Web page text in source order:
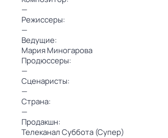
—
Режиссеры:
—
Ведущие:
Мария Миногарова
Продюссеры:
—
Сценаристы:
—
Страна:
—
Продакшн:
Телеканал Суббота (Супер)